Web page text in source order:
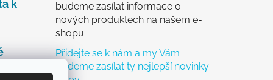
k
budeme zasílat informace o
nových produktech na našem e-
shopu.
Přidejte se k nám a my Vám
budeme zasílat ty nejlepší novinky